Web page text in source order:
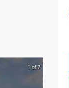
1 of 7